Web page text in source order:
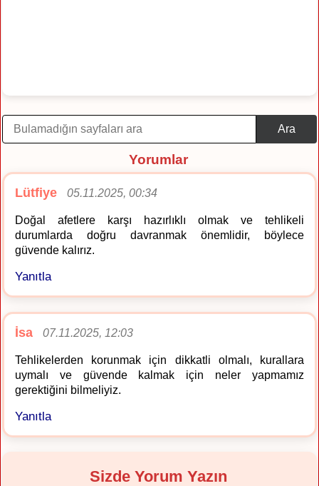
Ara
Yorumlar
Lütfiye 05.11.2025, 00:34
Doğal afetlere karşı hazırlıklı olmak ve tehlikeli
durumlarda doğru davranmak önemlidir, böylece
güvende kalırız.
Yanıtla
İsa 07.11.2025, 12:03
Tehlikelerden korunmak için dikkatli olmalı, kurallara
uymalı ve güvende kalmak için neler yapmamız
gerektiğini bilmeliyiz.
Yanıtla
Sizde Yorum Yazın